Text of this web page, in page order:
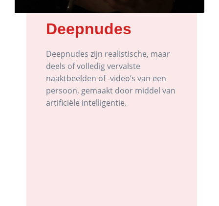
Deepnudes
Deepnudes zijn realistische, maar
deels of volledig vervalste
naaktbeelden of -video’s van een
persoon, gemaakt door middel van
artificiële intelligentie.